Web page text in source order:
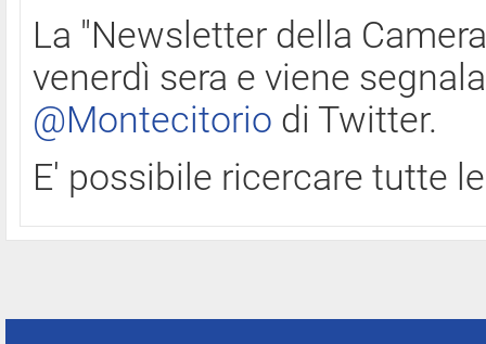
La "Newsletter della
venerdì sera e viene
@Montecitorio di Twitter.
E' possibile ricercare tutte